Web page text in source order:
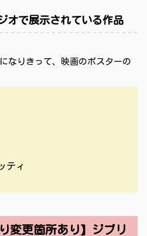
オで展示されている作品
なりきって、映画のポスターの
ティ
変更箇所あり】ジブリ